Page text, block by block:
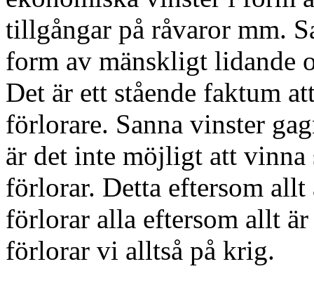
tillgångar på råvaror mm.
form av mänskligt lidande
Det är ett stående faktum
förlorare. Sanna vinster
är det inte möjligt att vinna
förlorar. Detta eftersom
förlorar alla eftersom allt
förlorar vi alltså på krig.